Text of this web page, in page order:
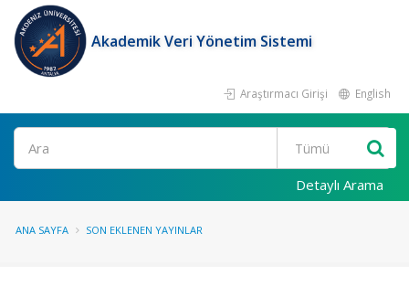
Akademik Veri Yönetim Sistemi
Araştırmacı Girişi English
Ara
Detaylı Arama
ANA SAYFA SON EKLENEN YAYINLAR